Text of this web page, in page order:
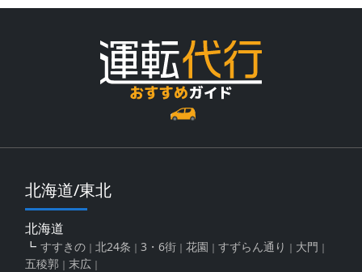
北海道/東北
北海道
すすきの 北24条 3・6街 花園 すずらん通り
大門
五稜郭
末広